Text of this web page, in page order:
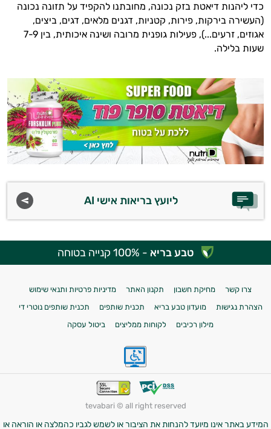
כדי ליהנות דיאטת בזק נכונה, מחובתנו להקפיד על תזונה נכונה
(העשירה בירקות, פירות, קטניות, דגנים מלאים, דגים, ביצים,
אגוזים, זרעים...), פעילות גופנית מרובה ושינה איכותית, בין 7-9
שעות בלילה.
ליועץ בריאות אישי AI
טבע בריא - 100% קנייה בטוחה
צרו קשר מחיקת חשבון תקנון האתר
מדיניות פרטיות ותנאי שימוש
הצהרת נגישות
מועדון טבע בריא תכנית שותפים
תכנית שותפים נוטרי די
מילון רכיבים
לקוחות ממליצים ביטול עסקה
tevabari © all right reserved
המידע באתר אינו מיועד להנחות את הציבור או לשמש לגביו כהמלצה או הוראה או